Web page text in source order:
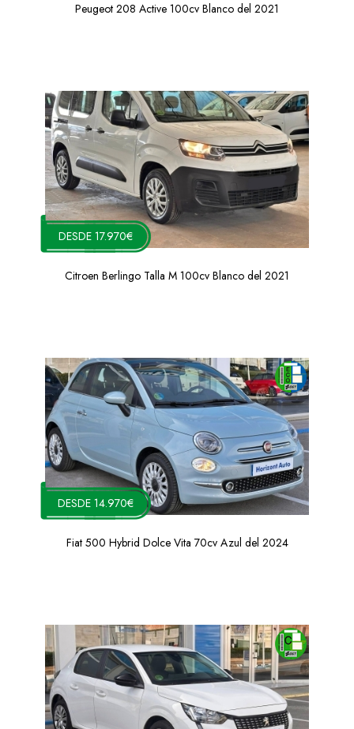
Peugeot 208 Active 100cv Blanco del 2021
DESDE 17.970€
Citroen Berlingo Talla M 100cv Blanco del 2021
DESDE 14.970€
Fiat 500 Hybrid Dolce Vita 70cv Azul del 2024